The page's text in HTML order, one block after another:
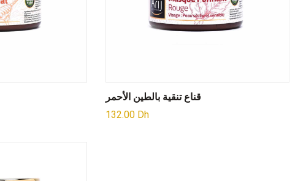
قناع تنقية بالطين الأحمر
132.00 Dh